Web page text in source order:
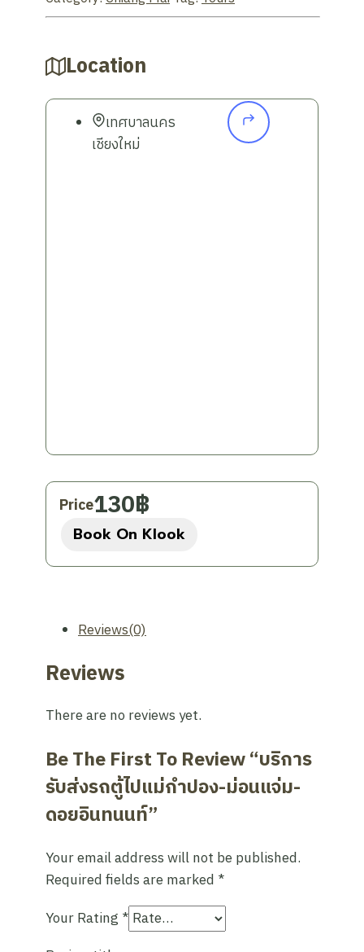
กิ่วแม่ปาน: เส้นทางศึกษาธรรมชาติที่
เปิดให้บริการ)
การเดินทางที่สะดวกสบาย:
ตู้ปรับอากาศที่สะดวกสบาย ทำให้การเดิน
ทางของคุณราบรื่นและเพลิดเพลิน
การสำรวจที่คุ้มค่า:
เป็นทางเลือกที่คุ้มค่า
สามารถนำสัมภาระมาตรฐานได้ 1 ชิ้น
กก.) และกระเป๋าถือขึ้นเครื่อง 1 ชิ้น
จำนวนผู้โดยสาร:
รวมในจำนวนผู้โดยสารทั้งหมด
การเข้าถึง:ยานพาหนะไม่รองรับรถเข็นเด็ก
ประกอบการจะไม่รับผิดชอบต่อความเสีย
เตรียมตัวให้พร้อมสำหรับการเดินทางสำรวจ
เชียงใหม่และบริเวณใกล้เคียงอย่างเต็มที่ในหนึ่ง
Location
เทศบาลนคร
เชียงใหม่
Price130฿
Book On Klook
Reviews(0)
Reviews
There are no reviews yet.
Be The First To Review “บริการ
รับส่งรถตู้ไปแม่กำปอง-ม่อนแจ่ม-
ดอยอินทนนท์”
Your email address will not be published.
Required fields are marked *
Your Rating *